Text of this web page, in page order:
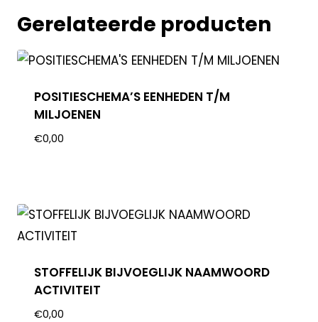
Gerelateerde producten
POSITIESCHEMA’S EENHEDEN T/M
MILJOENEN
€0,00
STOFFELIJK BIJVOEGLIJK NAAMWOORD
ACTIVITEIT
€0,00